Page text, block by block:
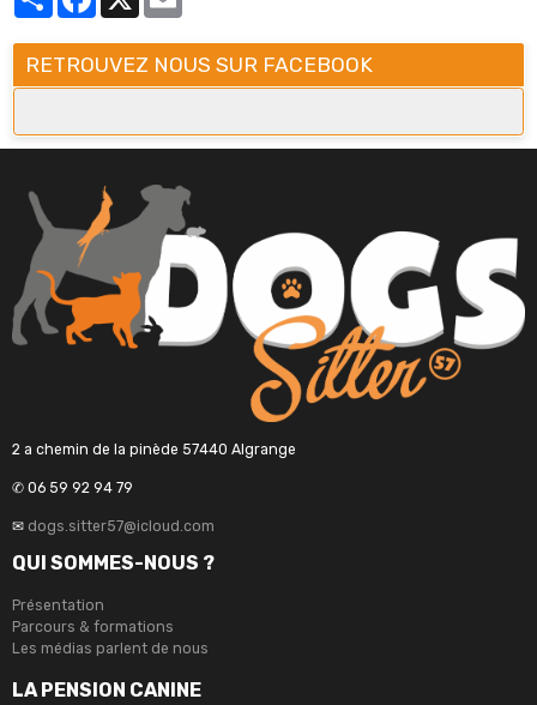
RETROUVEZ NOUS SUR FACEBOOK
2 a chemin de la pinède 57440 Algrange
✆ 06 59 92 94 79
✉ dogs.sitter57@icloud.com
QUI SOMMES-NOUS ?
Présentation
Parcours & formations
Les médias parlent de nous
LA PENSION CANINE